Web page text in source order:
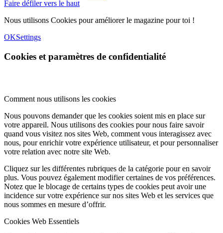
Faire défiler vers le haut
Nous utilisons Cookies pour améliorer le magazine pour toi !
OKSettings
Cookies et paramètres de confidentialité
Comment nous utilisons les cookies
Nous pouvons demander que les cookies soient mis en place sur
votre appareil. Nous utilisons des cookies pour nous faire savoir
quand vous visitez nos sites Web, comment vous interagissez avec
nous, pour enrichir votre expérience utilisateur, et pour personnaliser
votre relation avec notre site Web.
Cliquez sur les différentes rubriques de la catégorie pour en savoir
plus. Vous pouvez également modifier certaines de vos préférences.
Notez que le blocage de certains types de cookies peut avoir une
incidence sur votre expérience sur nos sites Web et les services que
nous sommes en mesure d’offrir.
Cookies Web Essentiels